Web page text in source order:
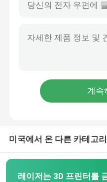
보석 3D 프린터
SLA 3D 수지 프린터
레이저 소결기
미국에서 온 다른 카테고리
레이저는 3D 프린터를